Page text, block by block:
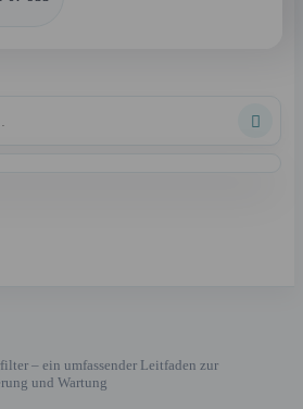

– ein umfassender Leitfaden zur
und Wartung